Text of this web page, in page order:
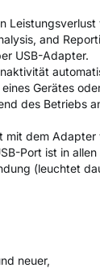
Leistungsverlust
and
USB-Adapter.
Gerätes
des Betriebs
mit dem Adapter
Port ist in
(leuchtet
neuer,